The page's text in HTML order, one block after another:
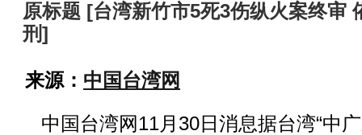
原标题 [台湾新竹市5死3伤纵火案终审
刑]
来源： 中国台湾网
中国台湾网11月30日消息据台湾“中广